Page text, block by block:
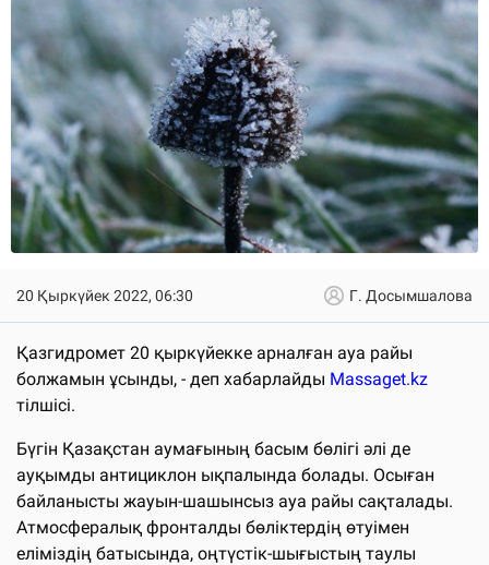
20 Қыркүйек 2022, 06:30 Г. Досымшалова
Қазгидромет 20 қыркүйекке арналған ауа райы
болжамын ұсынды, - деп хабарлайды Massaget.kz
тілшісі.
Бүгін Қазақстан аумағының басым бөлігі әлі де
ауқымды антициклон ықпалында болады. Осыған
байланысты жауын-шашынсыз ауа райы сақталады.
Атмосфералық фронталды бөліктердің өтуімен
еліміздің батысында, оңтүстік-шығыстың таулы